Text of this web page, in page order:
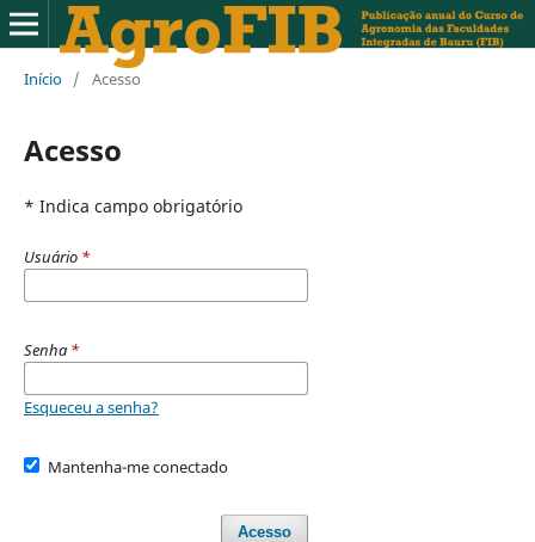
Início / Acesso
Acesso
* Indica campo obrigatório
Usuário *
Senha *
Esqueceu a senha?
Mantenha-me conectado
Acesso